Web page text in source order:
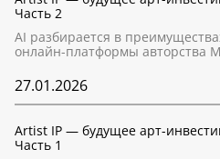
Часть 2
AI разбирается в
онлайн-платформы авторства
27.01.2026
Artist IP — будущее арт-
Часть 1